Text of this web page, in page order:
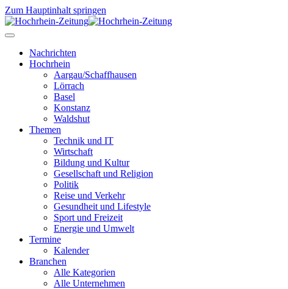
Zum Hauptinhalt springen
Nachrichten
Hochrhein
Aargau/Schaffhausen
Lörrach
Basel
Konstanz
Waldshut
Themen
Technik und IT
Wirtschaft
Bildung und Kultur
Gesellschaft und Religion
Politik
Reise und Verkehr
Gesundheit und Lifestyle
Sport und Freizeit
Energie und Umwelt
Termine
Kalender
Branchen
Alle Kategorien
Alle Unternehmen